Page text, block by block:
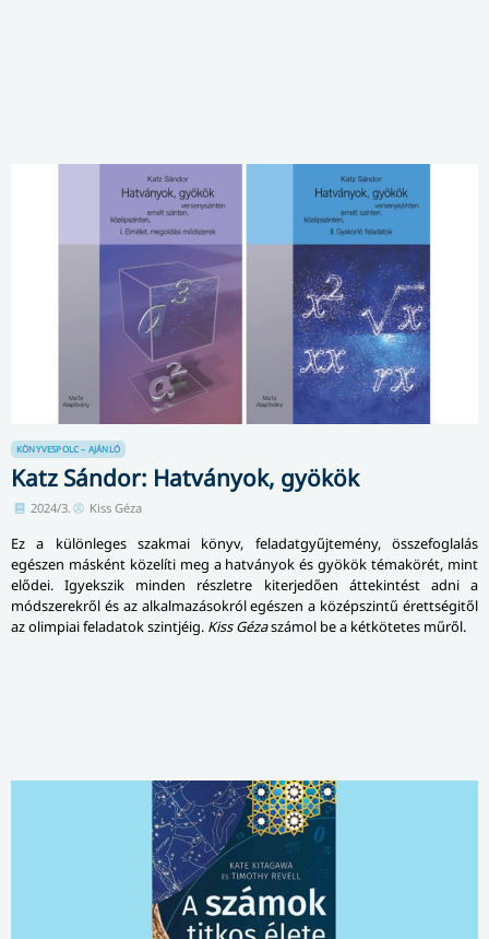
KÖNYVESPOLC – AJÁNLÓ
Katz Sándor: Hatványok, gyökök
2024/3. Kiss Géza
Ez a különleges szakmai könyv, feladatgyűjtemény, összefoglalás
egészen másként közelíti meg a hatványok és gyökök témakörét, mint
elődei. Igyekszik minden részletre kiterjedően áttekintést adni a
módszerekről és az alkalmazásokról egészen a középszintű érettségitől
az olimpiai feladatok szintjéig. Kiss Gézaszámol be a kétkötetes műről.